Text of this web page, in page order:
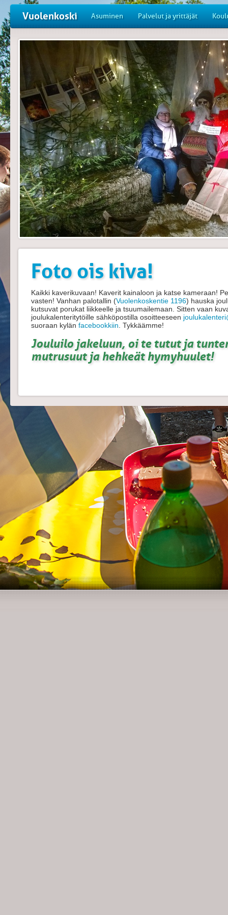
Vuolenkoski Asuminen Palvelut ja yrittäjät
Foto ois kiva!
Kaikki kaverikuvaan! Kaverit kainaloon ja katse kameraan!
vasten! Vanhan palotallin (Vuolenkoskentie 1196) hauska
kutsuvat porukat liikkeelle ja tsuumailemaan. Sitten vaan
joulukalenteritytöille sähköpostilla osoitteeseen
suoraan kylän facebookkiin . Tykkäämme!
Jouluilo jakeluun, oi te tutut ja
mutrusuut ja hehkeät hymyhuulet!